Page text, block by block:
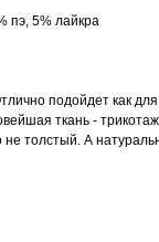
пэ, 5% лайкра
подойдет как
ткань -
толстый. А